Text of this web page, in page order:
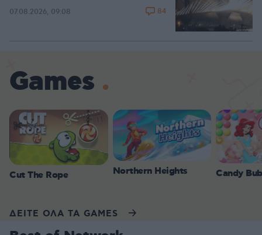
07.08.2026, 09:08 84
Games
Cut The Rope Northern Heights Candy
ΔΕΙΤΕ ΟΛΑ ΤΑ GAMES